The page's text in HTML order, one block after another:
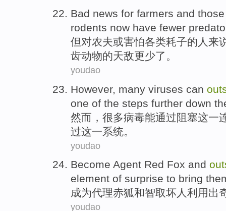
Bad news for farmers and those
rodents now have fewer
但对农夫或害怕各类耗子的 人 来
齿动物的天敌更少了 。
youdao
However, many viruses can
one of the steps further down
然而 ， 很多病毒能通过阻塞这一
过这一系统 。
youdao
Become Agent Red Fox and
element of surprise to bring
成为代理赤狐和智取坏人 利用出
youdao